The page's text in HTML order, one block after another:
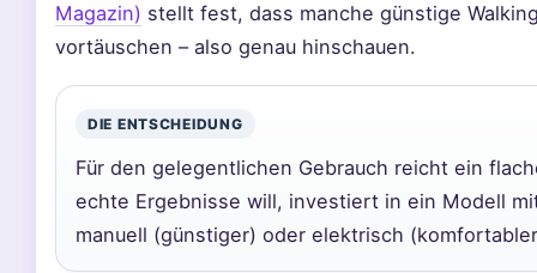
Magazin) stellt fest, dass manche günstige
vortäuschen – also genau hinschauen.
DIE ENTSCHEIDUNG
Für den gelegentlichen Gebrauch reicht ein
echte Ergebnisse will, investiert in ein Modell
manuell (günstiger) oder elektrisch